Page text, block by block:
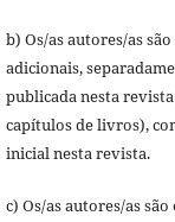
b) Os/as autores/as
adicionais,
publicada nesta
capítulos de livros),
inicial nesta revista.
c) Os/as autores/as